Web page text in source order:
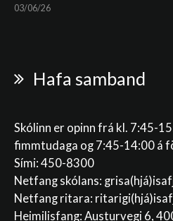
03/06/26
Hafa samband
Skólinn er opinn frá kl. 7:45-
fimmtudaga og 7:45-14:00 á
Sími: 450-8300
Netfang skólans:
Netfang ritara:
Heimilisfang: Austurvegi 6,